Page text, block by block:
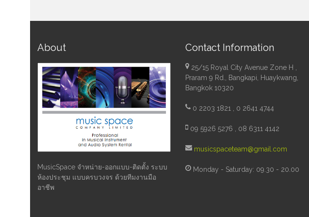
About
MusicSpace จำหน่าย-ออกแบบ-ติดตั้ง ระบบ
ห้องประชุม แบบครบวงจร ด้วยทีมงานมือ
อาชีพ
Contact Information
25/15 Royal City Avenue Zone H ,
Praram 9 Rd., Bangkapi, Huaykwang,
Bangkok 10320
0 2203 1821 , 0 2641 4744
09 5926 5276 , 08 6311 4142
musicspaceteam@gmail.com
Monday - Saturday: 09.30 - 20.00